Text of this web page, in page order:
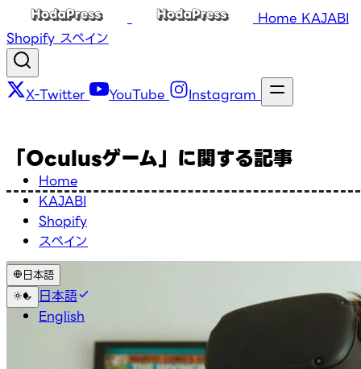
Home KAJABI
Shopify スペイン
X-Twitter YouTube Instagram
Home
KAJABI
Shopify
スペイン
日本語
日本語
English
「Oculusゲーム」に関する記事